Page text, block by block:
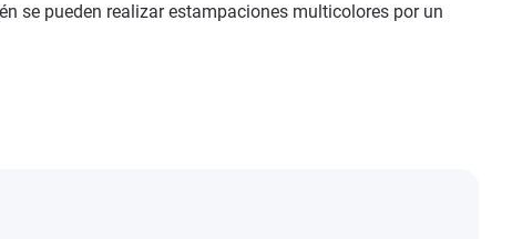
se pueden realizar estampaciones multicolores por un